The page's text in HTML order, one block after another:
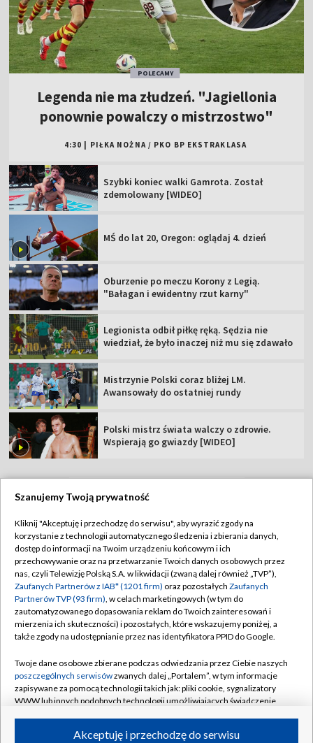
POLECAMY
Legenda nie ma złudzeń. "Jagiellonia
ponownie powalczy o mistrzostwo"
4:30 PIŁKA NOŻNA / PKO BP EKSTRAKLASA
Szybki koniec walki Gamrota. Został
zdemolowany [WIDEO]
MŚ do lat 20, Oregon: oglądaj 4. dzień
Oburzenie po meczu Korony z Legią.
"Bałagan i ewidentny rzut karny"
Legionista odbił piłkę ręką. Sędzia nie
wiedział, że było inaczej niż mu się zdawało
Mistrzynie Polski coraz bliżej LM.
Awansowały do ostatniej rundy
Polski mistrz świata walczy o zdrowie.
Wspierają go gwiazdy [WIDEO]
Abonament TVP
Sklep TVP
Biuro Reklamy
Oferta Handlowa
Telegazeta ogłoszenia
Rada Programowa
Ogłoszenia przetargowe
Akademia Telewizyjna
Informacje o nadawcy
Regulamin TVP
Polityka prywatności
Moje zgody
Biuro reklamy
Kontakt
Kanały
©2026 Telewizja Polska Spółka Akcyjna w likwidacji
Szanujemy Twoją prywatność
Kliknij "Akceptuję i przechodzę do serwisu", aby wyrazić zgody na
korzystanie z technologii automatycznego śledzenia i zbierania danych,
dostęp do informacji na Twoim urządzeniu końcowym i ich
przechowywanie oraz na przetwarzanie Twoich danych osobowych przez
nas, czyli Telewizję Polską S.A. w likwidacji (zwaną dalej również „TVP”),
Zaufanych Partnerów z IAB* (1201 firm) oraz pozostałych Zaufanych
Partnerów TVP (93 firm), w celach marketingowych (w tym do
zautomatyzowanego dopasowania reklam do Twoich zainteresowań i
mierzenia ich skuteczności) i pozostałych, które wskazujemy poniżej, a
także zgody na udostępnianie przez nas identyfikatora PPID do Google.
Twoje dane osobowe zbierane podczas odwiedzania przez Ciebie naszych
poszczególnych serwisówzwanych dalej „Portalem”, w tym informacje
zapisywane za pomocą technologii takich jak: pliki cookie, sygnalizatory
WWW lub innych podobnych technologii umożliwiających świadczenie
ruchu w Internecie.Akceptuję i przechodzę do serwisu